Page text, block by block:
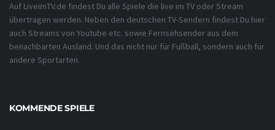
Auf LiveimTV.de findest Du alle Spiele die live im TV oder Stream
übertragen werden. Neben den deutschen TV-Sendern findest Du hier
auch Streams von Youtube etc. sowie Fernsehsender aus dem
benachbarten Ausland. Und das nicht nur für Fußball, sondern auch für
andere Sportarten.
KOMMENDE SPIELE